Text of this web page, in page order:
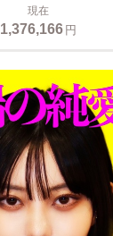
現在
1,376,166円